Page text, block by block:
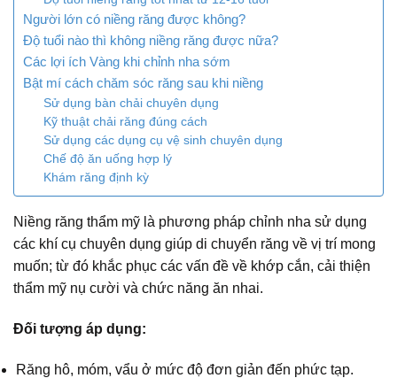
Người lớn có niềng răng được không?
Độ tuổi nào thì không niềng răng được nữa?
Các lợi ích Vàng khi chỉnh nha sớm
Bật mí cách chăm sóc răng sau khi niềng
Sử dụng bàn chải chuyên dụng
Kỹ thuật chải răng đúng cách
Sử dụng các dụng cụ vệ sinh chuyên dụng
Chế độ ăn uống hợp lý
Khám răng định kỳ
Niềng răng thẩm mỹ là phương pháp chỉnh nha sử dụng
các khí cụ chuyên dụng giúp di chuyển răng về vị trí mong
muốn; từ đó khắc phục các vấn đề về khớp cắn, cải thiện
thẩm mỹ nụ cười và chức năng ăn nhai.
Đối tượng áp dụng:
Răng hô, móm, vẩu ở mức độ đơn giản đến phức tạp.